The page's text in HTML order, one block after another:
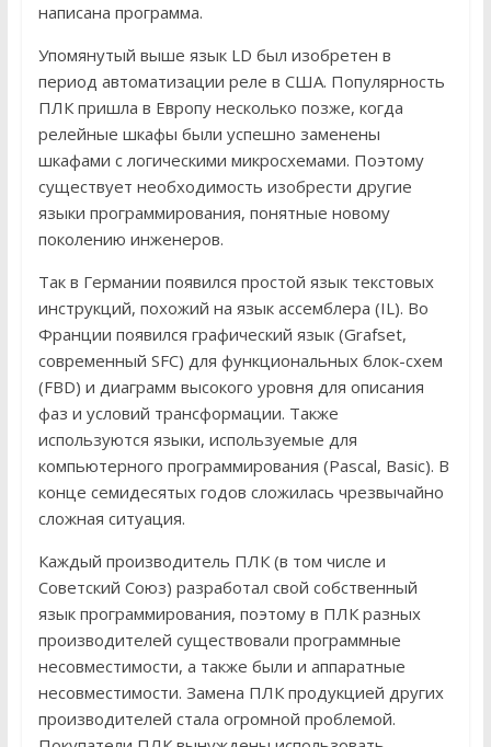
написана программа.
Упомянутый выше язык LD был изобретен в
период автоматизации реле в США. Популярность
ПЛК пришла в Европу несколько позже, когда
релейные шкафы были успешно заменены
шкафами с логическими микросхемами. Поэтому
существует необходимость изобрести другие
языки программирования, понятные новому
поколению инженеров.
Так в Германии появился простой язык текстовых
инструкций, похожий на язык ассемблера (IL). Во
Франции появился графический язык (Grafset,
современный SFC) для функциональных блок-схем
(FBD) и диаграмм высокого уровня для описания
фаз и условий трансформации. Также
используются языки, используемые для
компьютерного программирования (Pascal, Basic). В
конце семидесятых годов сложилась чрезвычайно
сложная ситуация.
Каждый производитель ПЛК (в том числе и
Советский Союз) разработал свой собственный
язык программирования, поэтому в ПЛК разных
производителей существовали программные
несовместимости, а также были и аппаратные
несовместимости. Замена ПЛК продукцией других
производителей стала огромной проблемой.